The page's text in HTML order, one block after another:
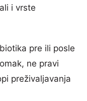
i vrste
pre ili posle
ne pravi
preživaljavanja